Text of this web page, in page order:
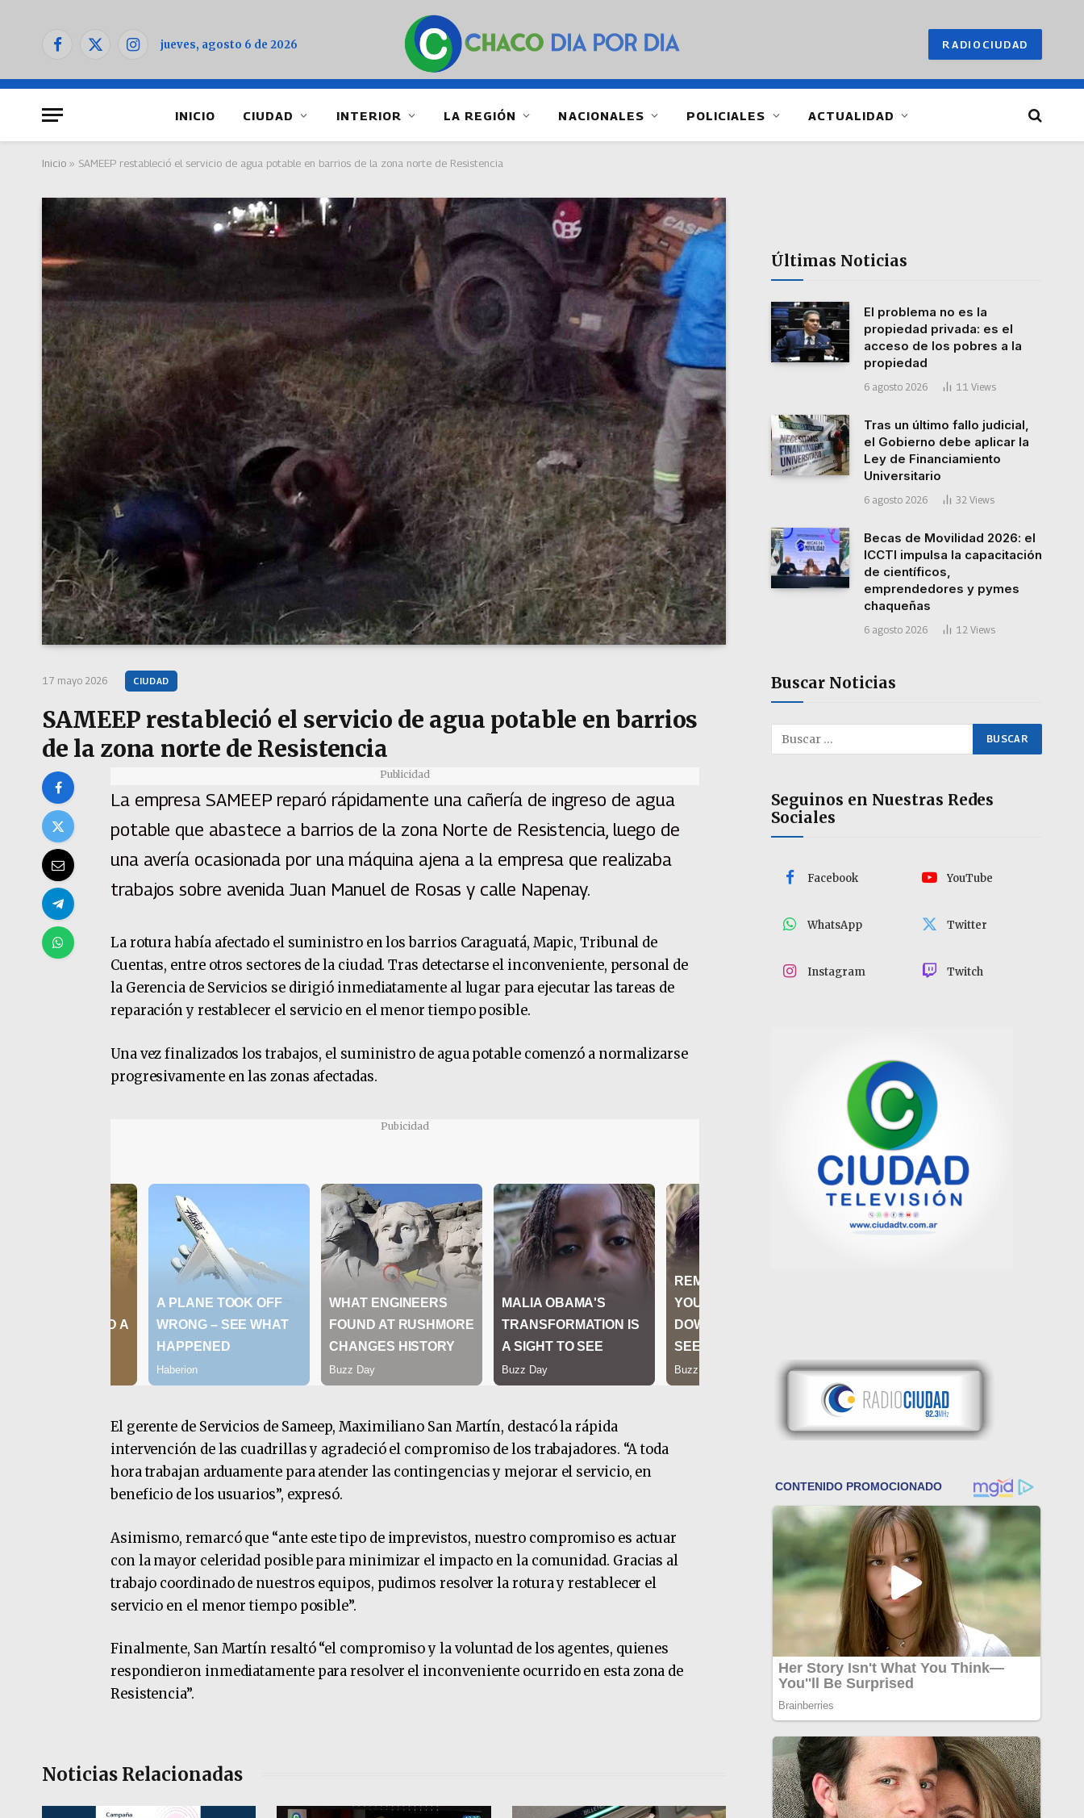
Facebook
X
Instagramjueves, agosto 6 de 2026 RADIOCIUDAD
INICIO CIUDAD INTERIOR LA REGIÓN NACIONALES POLICIALES ACTUALIDAD
Inicio » SAMEEP restableció el servicio de agua potable en barrios de la zona norte de Resistencia
17 mayo 2026 CIUDAD
SAMEEP restableció el servicio de agua potable en barrios
de la zona norte de Resistencia
Publicidad
La empresa SAMEEP reparó rápidamente una cañería de ingreso de agua
potable que abastece a barrios de la zona Norte de Resistencia, luego de
una avería ocasionada por una máquina ajena a la empresa que realizaba
trabajos sobre avenida Juan Manuel de Rosas y calle Napenay.
La rotura había afectado el suministro en los barrios Caraguatá, Mapic, Tribunal de
Cuentas, entre otros sectores de la ciudad. Tras detectarse el inconveniente, personal de
la Gerencia de Servicios se dirigió inmediatamente al lugar para ejecutar las tareas de
reparación y restablecer el servicio en el menor tiempo posible.
Una vez finalizados los trabajos, el suministro de agua potable comenzó a normalizarse
progresivamente en las zonas afectadas.
Pubicidad
El gerente de Servicios de Sameep, Maximiliano San Martín, destacó la rápida
intervención de las cuadrillas y agradeció el compromiso de los trabajadores. “A toda
hora trabajan arduamente para atender las contingencias y mejorar el servicio, en
beneficio de los usuarios”, expresó.
Asimismo, remarcó que “ante este tipo de imprevistos, nuestro compromiso es actuar
con la mayor celeridad posible para minimizar el impacto en la comunidad. Gracias al
trabajo coordinado de nuestros equipos, pudimos resolver la rotura y restablecer el
servicio en el menor tiempo posible”.
Finalmente, San Martín resaltó “el compromiso y la voluntad de los agentes, quienes
respondieron inmediatamente para resolver el inconveniente ocurrido en esta zona de
Resistencia”.
Noticias Relacionadas
Últimas Noticias
El problema no es la
propiedad privada: es el
acceso de los pobres a la
propiedad
6 agosto 2026 11 Views
Tras un último fallo judicial,
el Gobierno debe aplicar la
Ley de Financiamiento
Universitario
6 agosto 2026 32 Views
Becas de Movilidad 2026: el
ICCTI impulsa la capacitación
de científicos,
emprendedores y pymes
chaqueñas
6 agosto 2026 12 Views
Buscar Noticias
Seguinos en Nuestras Redes
Sociales
Facebook YouTube
WhatsApp Twitter
Instagram Twitch